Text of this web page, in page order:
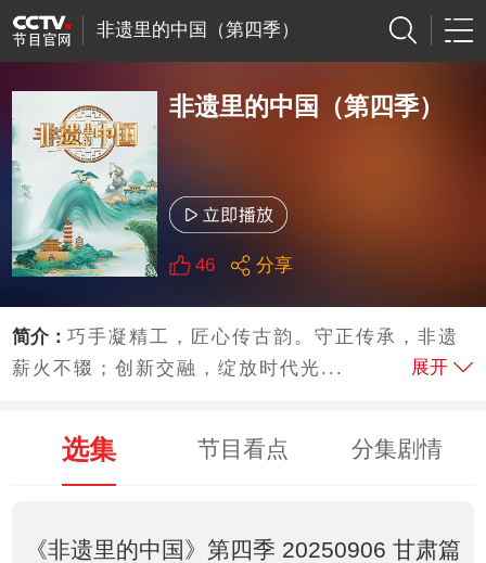
非遗里的中国（第四季）
非遗里的中国（第四季）
46 分享
简介：巧手凝精工，匠心传古韵。守正传承，非遗
薪火不辍；创新交融，绽放时代光...
展开
选集 节目看点 分集剧情
《非遗里的中国》第四季 20250906 甘肃篇